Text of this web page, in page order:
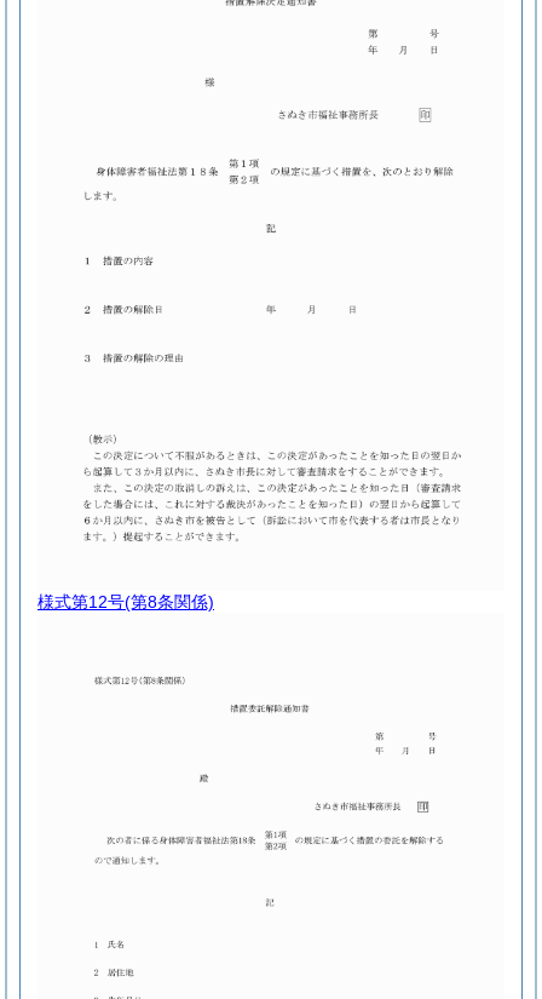
様式第12号(第8条関係)